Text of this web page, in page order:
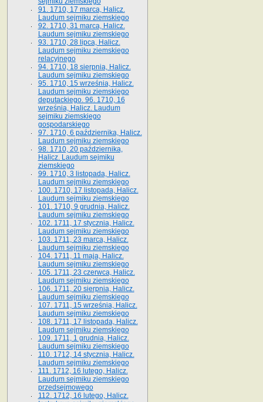
91. 1710, 17 marca, Halicz.
Laudum sejmiku ziemskiego
92. 1710, 31 marca, Halicz.
Laudum sejmiku ziemskiego
93. 1710, 28 lipca, Halicz.
Laudum sejmiku ziemskiego
relacyjnego
94. 1710, 18 sierpnia, Halicz.
Laudum sejmiku ziemskiego
95. 1710, 15 września, Halicz.
Laudum sejmiku ziemskiego
deputackiego. 96. 1710, 16
września, Halicz. Laudum
sejmiku ziemskiego
gospodarskiego
97. 1710, 6 października, Halicz.
Laudum sejmiku ziemskiego
98. 1710, 20 października,
Halicz. Laudum sejmiku
ziemskiego
99. 1710, 3 listopada, Halicz.
Laudum sejmiku ziemskiego
100. 1710, 17 listopada, Halicz.
Laudum sejmiku ziemskiego
101. 1710, 9 grudnia, Halicz.
Laudum sejmiku ziemskiego
102. 1711, 17 stycznia, Halicz.
Laudum sejmiku ziemskiego
103. 1711, 23 marca, Halicz.
Laudum sejmiku ziemskiego
104. 1711, 11 maja, Halicz.
Laudum sejmiku ziemskiego
105. 1711, 23 czerwca, Halicz.
Laudum sejmiku ziemskiego
106. 1711, 20 sierpnia, Halicz.
Laudum sejmiku ziemskiego
107. 1711, 15 września, Halicz.
Laudum sejmiku ziemskiego
108. 1711, 17 listopada, Halicz.
Laudum sejmiku ziemskiego
109. 1711, 1 grudnia, Halicz.
Laudum sejmiku ziemskiego
110. 1712, 14 stycznia, Halicz.
Laudum sejmiku ziemskiego
111. 1712, 16 lutego, Halicz.
Laudum sejmiku ziemskiego
przedsejmowego
112. 1712, 16 lutego, Halicz.